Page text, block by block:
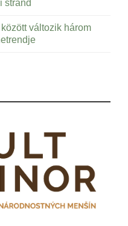
strand
változik három